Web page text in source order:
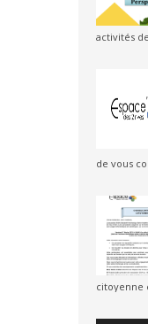
activités
de vous
citoyenne